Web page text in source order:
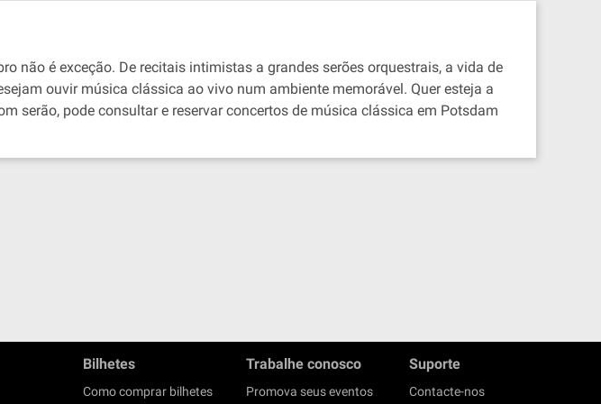
não é exceção. De recitais intimistas a grandes serões orquestrais, a vida de
ouvir música clássica ao vivo num ambiente memorável. Quer esteja a
serão, pode consultar e reservar concertos de música clássica em Potsdam
Bilhetes
Como comprar bilhetes
Trabalhe conosco
Promova seus eventos
Suporte
Contacte-nos